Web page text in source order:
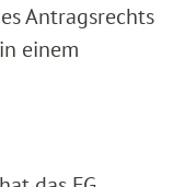
Antragsrechts
einem